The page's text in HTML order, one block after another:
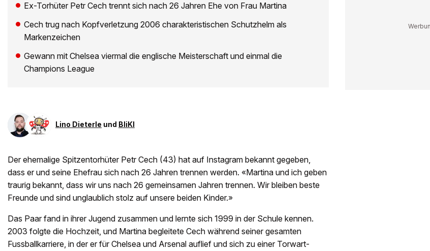
Ex-Torhüter Petr Cech trennt sich nach 26 Jahren Ehe von Frau Martina
Cech trug nach Kopfverletzung 2006 charakteristischen Schutzhelm als
Markenzeichen
Gewann mit Chelsea viermal die englische Meisterschaft und einmal die
Champions League
Lino Dieterle und BliKI
Der ehemalige Spitzentorhüter Petr Cech (43) hat auf Instagram bekannt gegeben,
dass er und seine Ehefrau sich nach 26 Jahren trennen werden. «Martina und ich geben
traurig bekannt, dass wir uns nach 26 gemeinsamen Jahren trennen. Wir bleiben beste
Freunde und sind unglaublich stolz auf unsere beiden Kinder.»
Das Paar fand in ihrer Jugend zusammen und lernte sich 1999 in der Schule kennen.
2003 folgte die Hochzeit, und Martina begleitete Cech während seiner gesamten
Fussballkarriere, in der er für Chelsea und Arsenal auflief und sich zu einer Torwart-